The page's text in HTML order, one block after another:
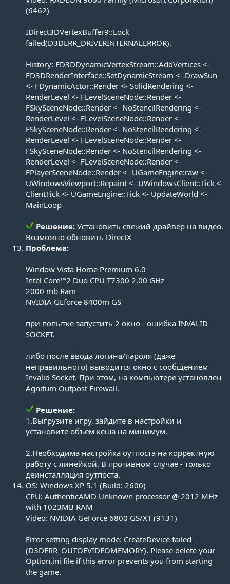
(6462)
IDirect3DVertexBuffer9::Lock
failed(D3DERR_DRIVERINTERNALERROR).
History: FD3DDynamicVertexStream::AddVertices <-
FD3DRenderInterface::SetDynamicStream <- DrawSun
<- FDynamicActor::Render <- SolidRendering <-
RenderLevel <- FLevelSceneNode::Render <-
FSkySceneNode::Render <- NoStencilRendering <-
RenderLevel <- FLevelSceneNode::Render <-
FSkySceneNode::Render <- NoStencilRendering <-
RenderLevel <- FLevelSceneNode::Render <-
FSkySceneNode::Render <- NoStencilRendering <-
RenderLevel <- FLevelSceneNode::Render <-
FPlayerSceneNode::Render <- UGameEngine:raw <-
UWindowsViewport::Repaint <- UWindowsClient::Tick <-
ClientTick <- UGameEngine::Tick <- UpdateWorld <-
MainLoop
Решение: Установить свежий драйвер на видео.
Возможно обновить DirectX​
Проблема:
Window Vista Home Premium 6.0
Intel Core™2 Duo CPU T7300 2.00 GHz
2000 mb Ram
NVIDIA GEforce 8400m GS
при попытке запустить 2 окно - ошибка INVALID
SOCKET.
либо после ввода логина/пароля (даже
неправильного) выводится окно с сообщением
Invalid Socket. При этом, на компьютере установлен
Agnitum Outpost Firewall.
Решение:
1.Выгрузите игру, зайдите в настройки и
установите объем кеша на минимум.
2.Необходима настройка оутпоста на корректную
работу с линейкой. В противном случае - только
деинсталляция оутпоста.​
OS: Windows XP 5.1 (Build: 2600)
CPU: AuthenticAMD Unknown processor @ 2012 MHz
with 1023MB RAM
Video: NVIDIA GeForce 6800 GS/XT (9131)
Error setting display mode: CreateDevice failed
(D3DERR_OUTOFVIDEOMEMORY). Please delete your
Option.ini file if this error prevents you from starting
the game.